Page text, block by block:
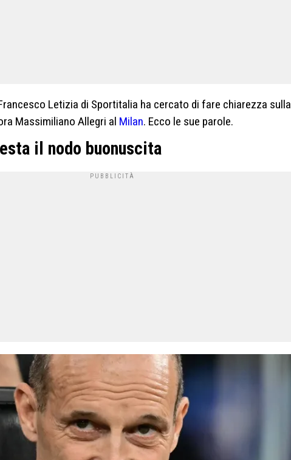
Letizia di Sportitalia ha cercato di fare chiarezza sulla
Massimiliano Allegri al Milan. Ecco le sue parole.
il nodo buonuscita